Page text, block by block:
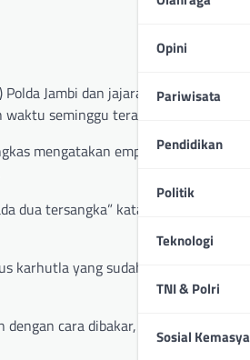
Opini
Pariwisata
Pendidikan
Politik
Teknologi
TNI & Polri
Sosial
Jambi dan jajaran, telah
seminggu terakhir.
mengatakan empat tersangka ini
dua tersangka” katanya pada Rabu
karhutla yang sudah masuk tahap
cara dibakar, baik itu